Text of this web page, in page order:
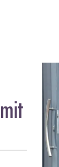
mit